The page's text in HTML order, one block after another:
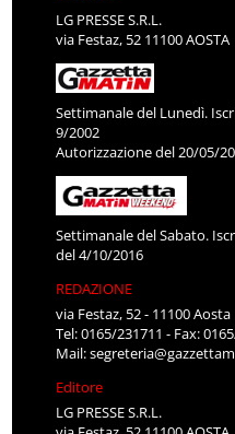
LG PRESSE S.R.L.
via Festaz, 52 11100 AOSTA
Settimanale del Lunedì.
9/2002
Autorizzazione del 20/05/
Settimanale del Sabato.
del 4/10/2016
REDAZIONE
via Festaz, 52 - 11100 Aosta
Tel: 0165/231711 - Fax:
Mail:
Editore
LG PRESSE S.R.L.